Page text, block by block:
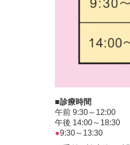
■診療時間
午前 9:30～12:00
午後 14:00～ 18:30
●9:30～ 13:30